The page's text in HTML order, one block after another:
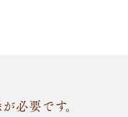
必要です。